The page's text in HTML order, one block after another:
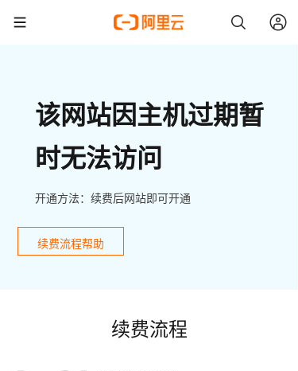
该网站因主机过期暂
时无法访问
开通方法：续费后网站即可开通
续费流程帮助
续费流程